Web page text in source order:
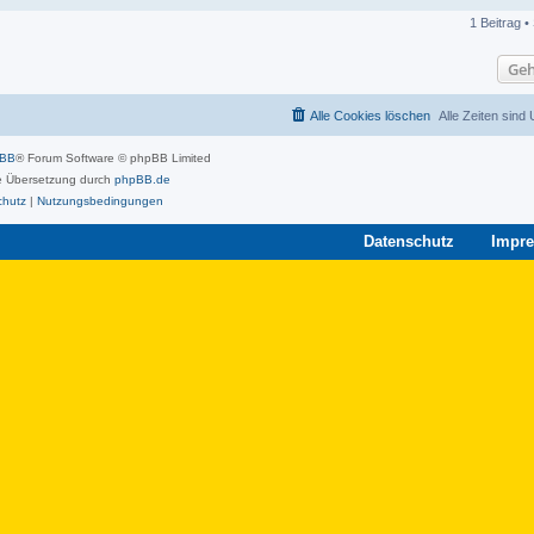
1 Beitrag
Alle Zeiten sind
Alle Cookies löschen
® Forum Software © phpBB Limited
Übersetzung durch phpBB.de
| Nutzungsbedingungen
Datenschutz